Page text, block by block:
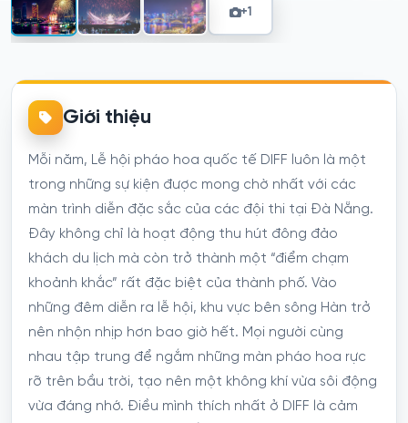
+1
Giới thiệu
Mỗi năm, Lễ hội pháo hoa quốc tế DIFF luôn là một
trong những sự kiện được mong chờ nhất với các
màn trình diễn đặc sắc của các đội thi tại Đà Nẵng.
Đây không chỉ là hoạt động thu hút đông đảo
khách du lịch mà còn trở thành một “điểm chạm
khoảnh khắc” rất đặc biệt của thành phố. Vào
những đêm diễn ra lễ hội, khu vực bên sông Hàn trở
nên nhộn nhịp hơn bao giờ hết. Mọi người cùng
nhau tập trung để ngắm những màn pháo hoa rực
rỡ trên bầu trời, tạo nên một không khí vừa sôi động
vừa đáng nhớ. Điều mình thích nhất ở DIFF là cảm